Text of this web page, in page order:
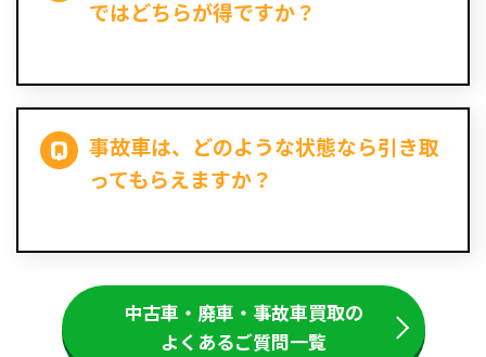
ではどちらが得ですか？
事故車は、どのような状態なら引き取
ってもらえますか？
中古車・廃車・事故車買取の
よくあるご質問一覧